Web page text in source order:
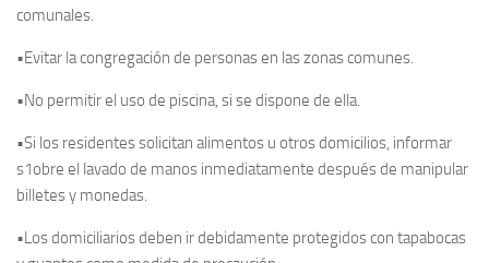
comunales.
•Evitar la congregación de personas en las zonas comunes.
•No permitir el uso de piscina, si se dispone de ella.
•Si los residentes solicitan alimentos u otros domicilios, informar
s1obre el lavado de manos inmediatamente después de manipular
billetes y monedas.
•Los domiciliarios deben ir debidamente protegidos con tapabocas